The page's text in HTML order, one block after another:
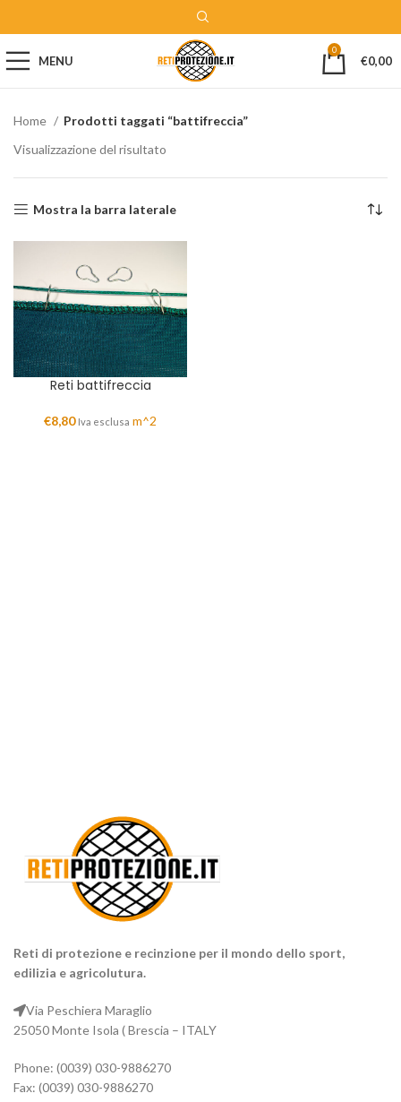
MENU
0
€0,00
Home
Prodotti taggati “battifreccia”
Visualizzazione del risultato
Mostra la barra laterale
Reti battifreccia
€8,80 Iva esclusa m^2
Reti di protezione e recinzione per il mondo dello sport,
edilizia e agricolutura.
Via Peschiera Maraglio
25050 Monte Isola ( Brescia – ITALY
Phone: (0039) 030-9886270
Fax: (0039) 030-9886270